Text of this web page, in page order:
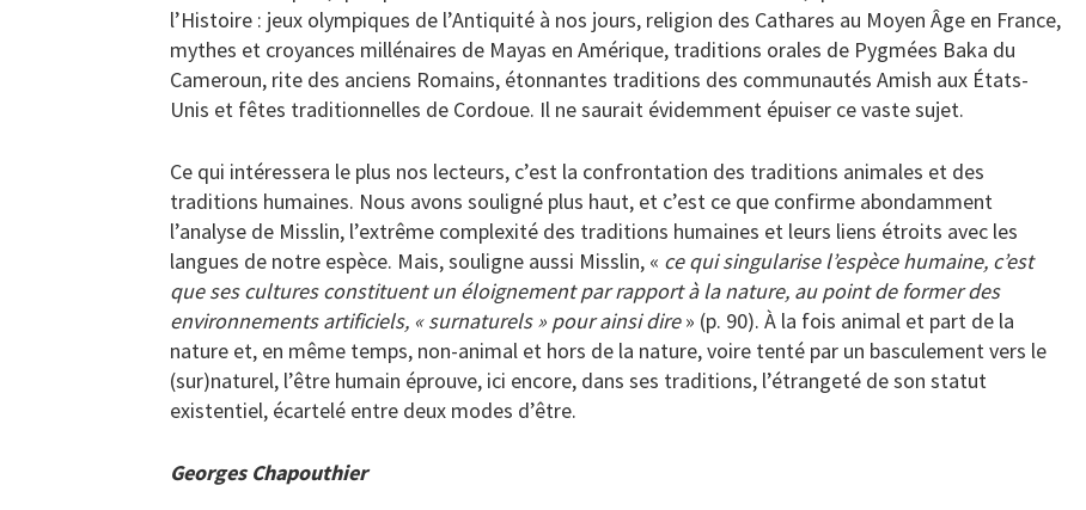
l’Histoire : jeux olympiques de l’Antiquité à nos jours, religion des Cathares au Moyen Âge en France,
mythes et croyances millénaires de Mayas en Amérique, traditions orales de Pygmées Baka du
Cameroun, rite des anciens Romains, étonnantes traditions des communautés Amish aux États-
Unis et fêtes traditionnelles de Cordoue. Il ne saurait évidemment épuiser ce vaste sujet.
Ce qui intéressera le plus nos lecteurs, c’est la confrontation des traditions animales et des
traditions humaines. Nous avons souligné plus haut, et c’est ce que confirme abondamment
l’analyse de Misslin, l’extrême complexité des traditions humaines et leurs liens étroits avec les
langues de notre espèce. Mais, souligne aussi Misslin, « ce qui singularise l’espèce humaine, c’est
que ses cultures constituent un éloignement par rapport à la nature, au point de former des
environnements artificiels, « surnaturels » pour ainsi dire» (p. 90). À la fois animal et part de la
nature et, en même temps, non-animal et hors de la nature, voire tenté par un basculement vers le
(sur)naturel, l’être humain éprouve, ici encore, dans ses traditions, l’étrangeté de son statut
existentiel, écartelé entre deux modes d’être.
Georges Chapouthier